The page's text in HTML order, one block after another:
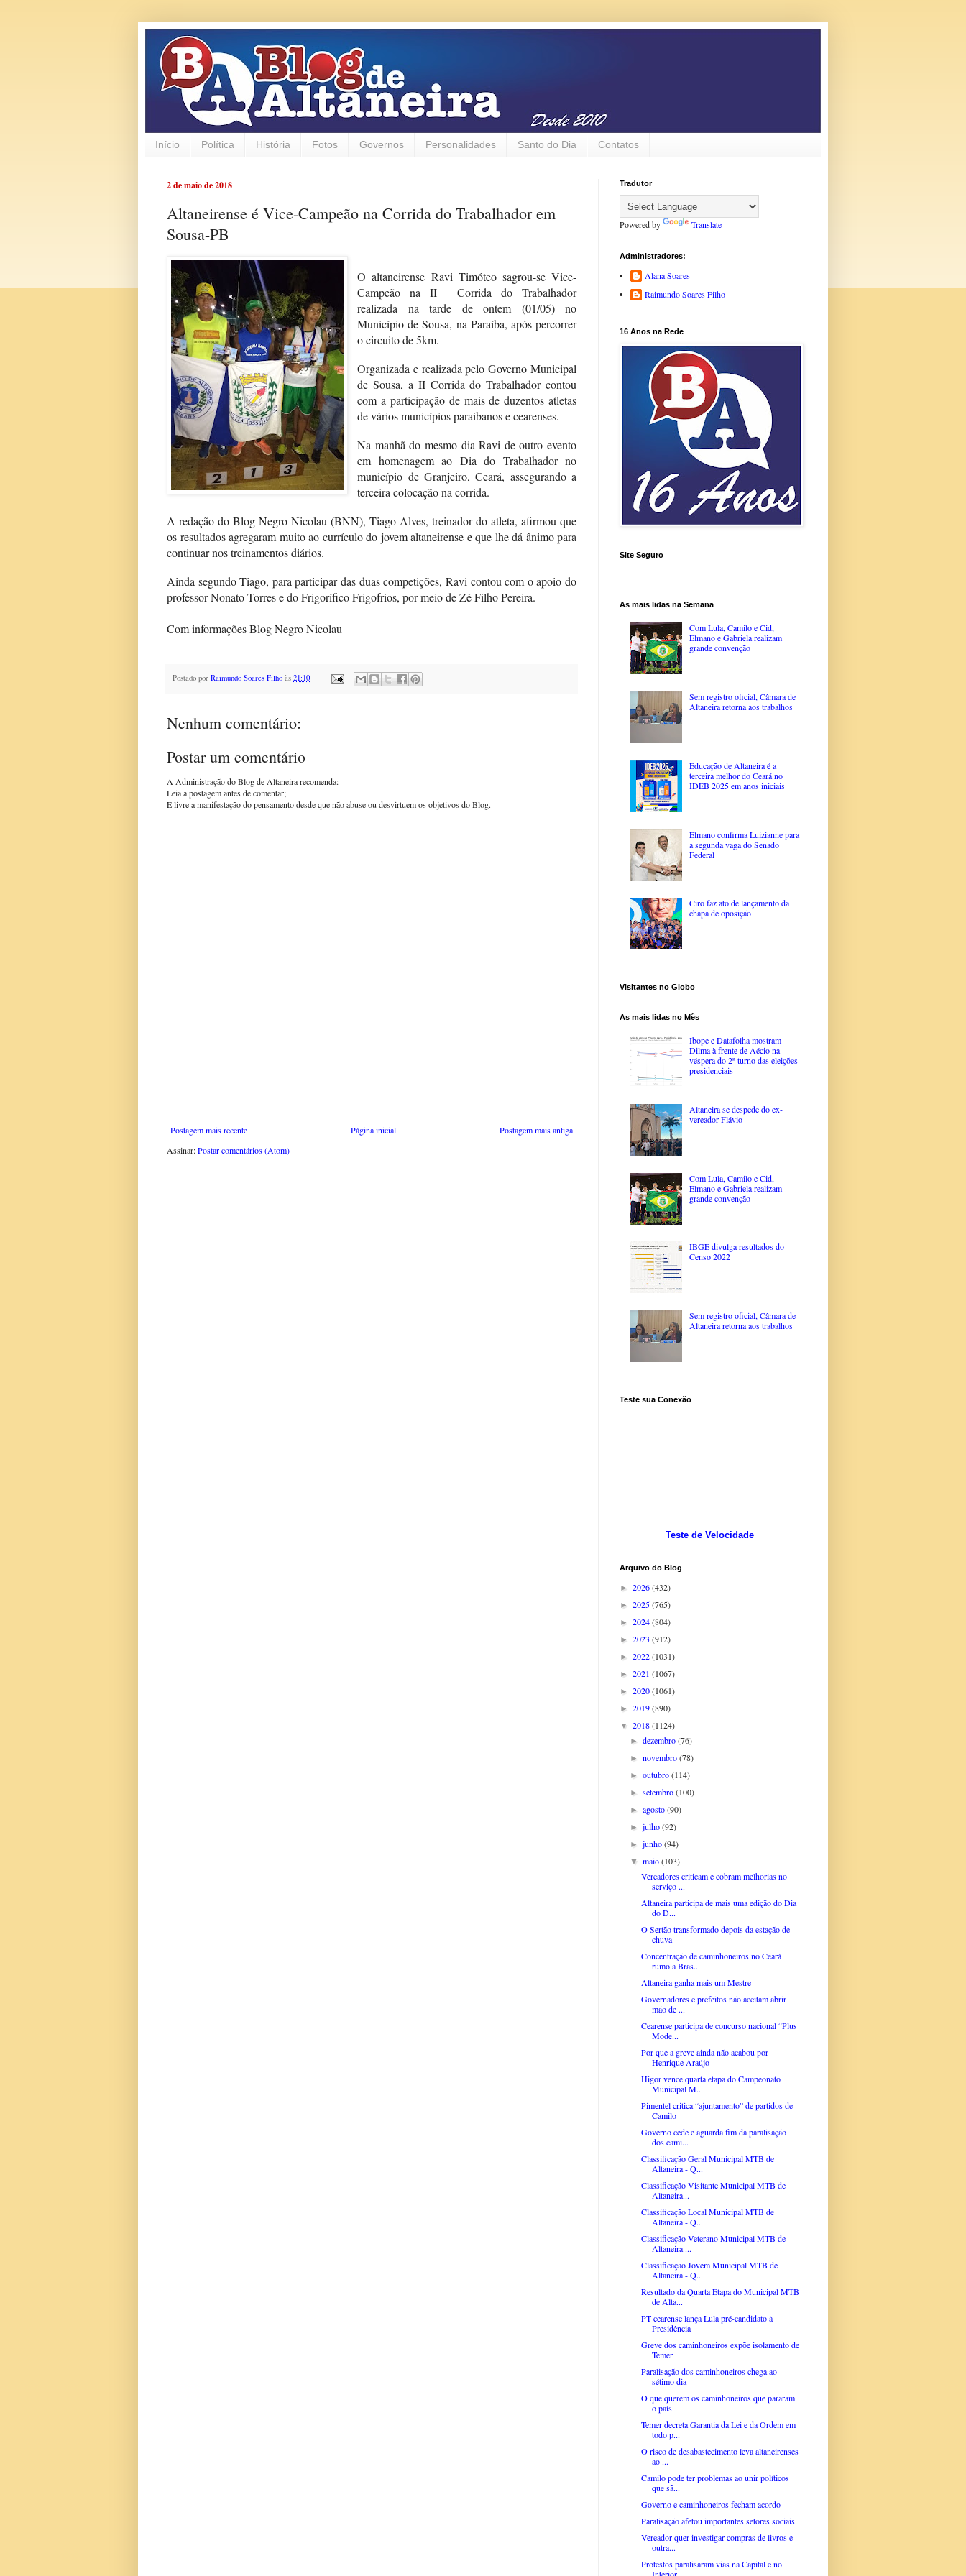
Início Política História Fotos Governos Personalidades Santo do Dia Contatos
2 de maio de 2018
Altaneirense é Vice-Campeão na Corrida do Trabalhador em
Sousa-PB
O altaneirense Ravi Timóteo sagrou-se Vice-
Campeão na II
Corrida do Trabalhador
realizada na tarde de ontem (01/05) no
Município de Sousa, na Paraíba, após percorrer
o circuito de 5km.
Organizada e realizada pelo Governo Municipal
de Sousa, a II Corrida do Trabalhador contou
com a participação de mais de duzentos atletas
de vários municípios paraibanos e cearenses.
Na manhã do mesmo dia Ravi de outro evento
em homenagem ao Dia do Trabalhador no
município de Granjeiro, Ceará, assegurando a
terceira colocação na corrida.
A redação do Blog Negro Nicolau (BNN), Tiago Alves, treinador do atleta, afirmou que
os resultados agregaram muito ao currículo do jovem altaneirense e que lhe dá ânimo para
continuar nos treinamentos diários.
Ainda segundo Tiago, para participar das duas competições, Ravi contou com o apoio do
professor Nonato Torres e do Frigorífico Frigofrios, por meio de Zé Filho Pereira.
Com informações Blog Negro Nicolau
Postado por Raimundo Soares Filho às 21:10
Nenhum comentário:
Postar um comentário
A Administração do Blog de Altaneira recomenda:
Leia a postagem antes de comentar;
É livre a manifestação do pensamento desde que não abuse ou desvirtuem os objetivos do Blog.
Postagem mais recente Postagem mais antiga
Página inicial
Assinar:Postar comentários (Atom)
Tradutor
Powered by Translate
Administradores:
Alana Soares
Raimundo Soares Filho
16 Anos na Rede
Site Seguro
As mais lidas na Semana
Com Lula, Camilo e Cid,
Elmano e Gabriela realizam
grande convenção
Sem registro oficial, Câmara de
Altaneira retorna aos trabalhos
Educação de Altaneira é a
terceira melhor do Ceará no
IDEB 2025 em anos iniciais
Elmano confirma Luizianne para
a segunda vaga do Senado
Federal
Ciro faz ato de lançamento da
chapa de oposição
Visitantes no Globo
As mais lidas no Mês
Ibope e Datafolha mostram
Dilma à frente de Aécio na
véspera do 2º turno das eleições
presidenciais
Altaneira se despede do ex-
vereador Flávio
Com Lula, Camilo e Cid,
Elmano e Gabriela realizam
grande convenção
IBGE divulga resultados do
Censo 2022
Sem registro oficial, Câmara de
Altaneira retorna aos trabalhos
Teste sua Conexão
Teste de Velocidade
Arquivo do Blog
► 2026(432)
► 2025(765)
► 2024(804)
► 2023 (912)
► 2022(1031)
► 2021 (1067)
► 2020(1061)
► 2019(890)
▼ 2018(1124)
►dezembro(76)
►novembro(78)
►outubro(114)
►setembro(100)
►agosto(90)
►julho(92)
►junho(94)
▼maio(103)
Vereadores criticam e cobram melhorias no
serviço ...
Altaneira participa de mais uma edição do Dia
do D...
O Sertão transformado depois da estação de
chuva
Concentração de caminhoneiros no Ceará
rumo a Bras...
Altaneira ganha mais um Mestre
Governadores e prefeitos não aceitam abrir
mão de ...
Cearense participa de concurso nacional “Plus
Mode...
Por que a greve ainda não acabou por
Henrique Araújo
Higor vence quarta etapa do Campeonato
Municipal M...
Pimentel critica “ajuntamento” de partidos de
Camilo
Governo cede e aguarda fim da paralisação
dos cami...
Classificação Geral Municipal MTB de
Altaneira - Q...
Classificação Visitante Municipal MTB de
Altaneira...
Classificação Local Municipal MTB de
Altaneira - Q...
Classificação Veterano Municipal MTB de
Altaneira ...
Classificação Jovem Municipal MTB de
Altaneira - Q...
Resultado da Quarta Etapa do Municipal MTB
de Alta...
PT cearense lança Lula pré-candidato à
Presidência
Greve dos caminhoneiros expõe isolamento de
Temer
Paralisação dos caminhoneiros chega ao
sétimo dia
O que querem os caminhoneiros que pararam
o país
Temer decreta Garantia da Lei e da Ordem em
todo p...
O risco de desabastecimento leva altaneirenses
ao ...
Camilo pode ter problemas ao unir políticos
que sã...
Governo e caminhoneiros fecham acordo
Paralisação afetou importantes setores sociais
Vereador quer investigar compras de livros e
outra...
Protestos paralisaram vias na Capital e no
Interior